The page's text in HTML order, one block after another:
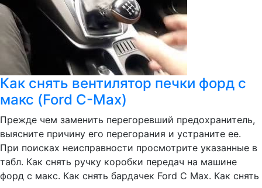
Как снять вентилятор печки форд с
макс (Ford C-Max)
Прежде чем заменить перегоревший предохранитель,
выясните причину его перегорания и устраните ее.
При поисках неисправности просмотрите указанные в
табл. Как снять ручку коробки передач на машине
форд с макс. Как снять бардачек Ford C Max. Как снять